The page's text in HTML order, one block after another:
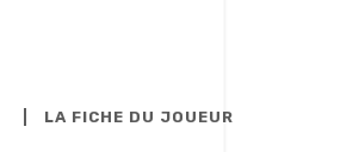
LA FICHE DU JOUEUR